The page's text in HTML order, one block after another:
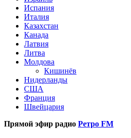
Испания
Италия
Казахстан
Канада
Латвия
Литва
Молдова
Кишинёв
Нидерланды
США
Франция
Швейцария
Прямой эфир радио Ретро FM